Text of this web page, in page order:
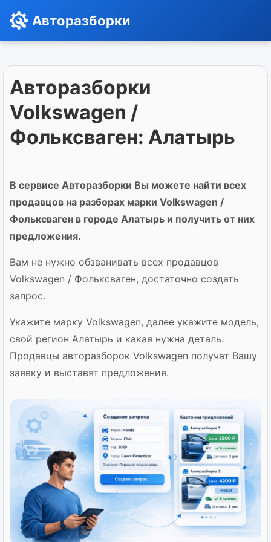
Авторазборки
Авторазборки
Volkswagen /
Фольксваген: Алатырь
В сервисе Авторазборки Вы можете найти всех
продавцов на разборах марки Volkswagen /
Фольксваген в городе Алатырь и получить от них
предложения.
Вам не нужно обзванивать всех продавцов
Volkswagen / Фольксваген, достаточно создать
запрос.
Укажите марку Volkswagen, далее укажите модель,
свой регион Алатырь и какая нужна деталь.
Продавцы авторазборок Volkswagen получат Вашу
заявку и выставят предложения.